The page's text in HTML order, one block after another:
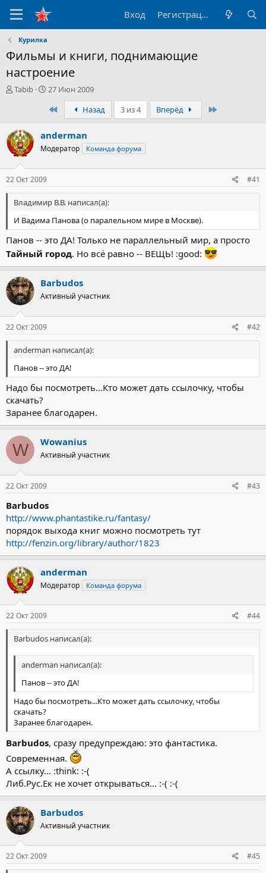
Вход Регистрация
Курилка
Фильмы и книги, поднимающие
настроение
А
р
т
е
м
ы
Tabib
Д
т
н
а
ч
27 Июн 2009
ПервыйНазад 3 из 4 Вперёд
anderman
Модератор Команда форума
22 Окт 2009 #41
Владимир В.В. написал(а):
И Вадима Панова (о паралельном мире в Москве).
Панов -- это ДА! Только не параллельный мир, а просто
Тайный город. Но всё равно -- ВЕЩЬ! :good:
Barbudos
Активный участник
22 Окт 2009 #42
anderman написал(а):
Панов -- это ДА!
Надо бы посмотреть...Кто может дать ссылочку, чтобы
скачать?
Заранее благодарен.
W Wowanius
Активный участник
22 Окт 2009 #43
Barbudos
http://www.phantastike.ru/fantasy/
порядок выхода книг можно посмотреть тут
http://fenzin.org/library/author/1823
anderman
Модератор Команда форума
22 Окт 2009 #44
Barbudos написал(а):
anderman написал(а):
Панов -- это ДА!
Надо бы посмотреть...Кто может дать ссылочку, чтобы
скачать?
Заранее благодарен.
Barbudos, сразу предупреждаю: это фантастика.
Современная.
А ссылку... :think: :-(
Либ.Рус.Ек не хочет открываться... :-( :-(
Barbudos
Активный участник
22 Окт 2009 #45